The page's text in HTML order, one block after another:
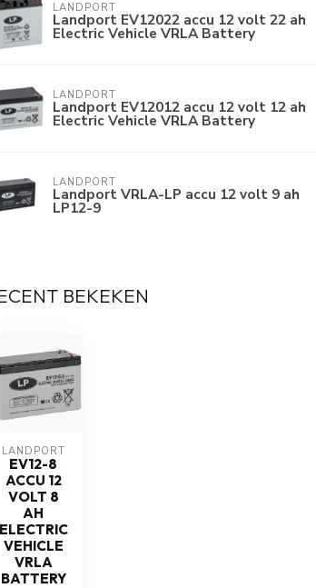
LANDPORT
Landport EV12022 accu 12 volt 22 ah
Electric Vehicle VRLA Battery
LANDPORT
Landport EV12012 accu 12 volt 12 ah
Electric Vehicle VRLA Battery
LANDPORT
Landport VRLA-LP accu 12 volt 9 ah
LP12-9
BEKEKEN
LANDPORT
EV12-8
ACCU 12
VOLT 8
AH
ELECTRIC
VEHICLE
VRLA
BATTERY